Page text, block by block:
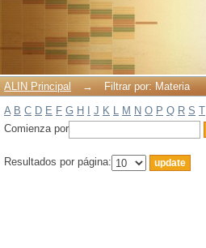
ALIN Principal →
Filtrar por: Materia
A B C D E F G H J K L M N O P Q R S T
Comienza por
Resultados por página: